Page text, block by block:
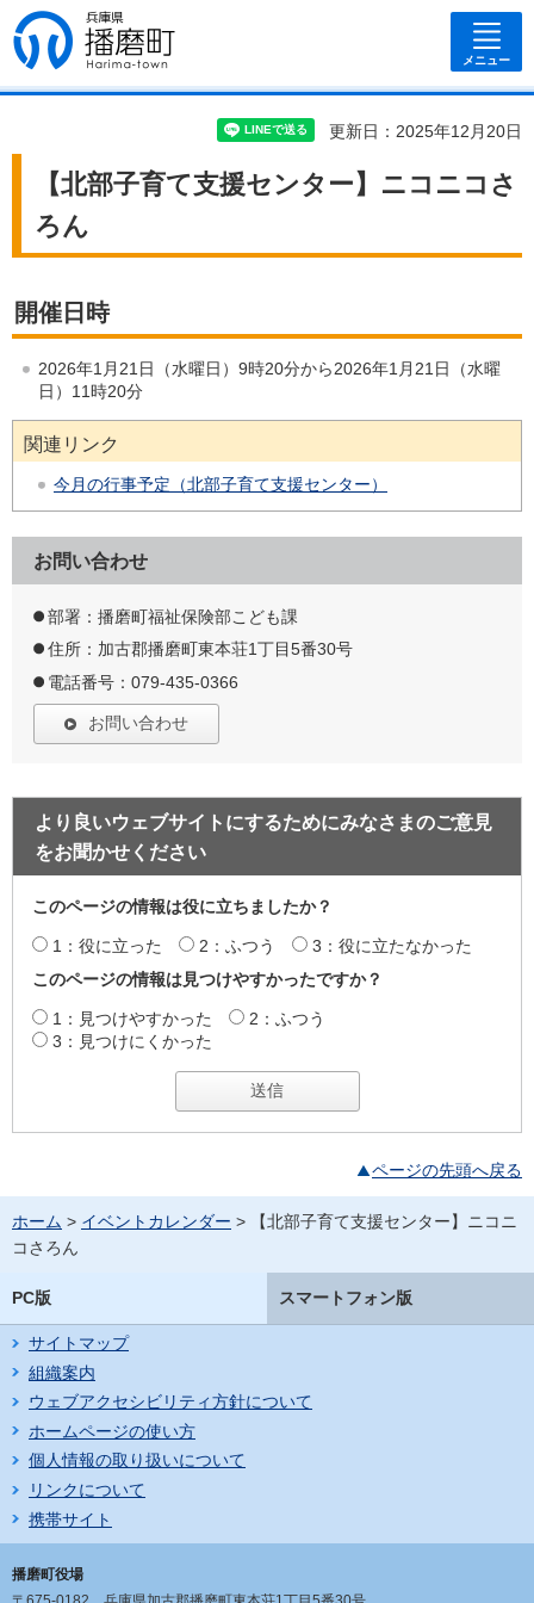
兵庫県 播磨
町
メニュー
更新日：2025年12月20日
【北部子育て支援センター】ニコニコさ
ろん
開催日時
2026年1月21日（水曜日）9時20分から2026年1月21日（水曜
日）11時20分
関連リンク
今月の行事予定（北部子育て支援センター）
お問い合わせ
部署：播磨町福祉保険部こども課
住所：加古郡播磨町東本荘1丁目5番30号
電話番号：079-435-0366
お問い合わせ
より良いウェブサイトにするためにみなさまのご意見
をお聞かせください
このページの情報は役に立ちましたか？
1：役に立った 2：ふつう
3：役に立たなかった
このページの情報は見つけやすかったですか？
1：見つけやすかった
2：ふつう
3：見つけにくかった
ページの先頭へ戻る
ホーム > イベントカレンダー > 【北部子育て支援センター】ニコニ
コさろん
PC版 スマートフォン版
サイトマップ
組織案内
ウェブアクセシビリティ方針について
ホームページの使い方
個人情報の取り扱いについて
リンクについて
携帯サイト
播磨町役場